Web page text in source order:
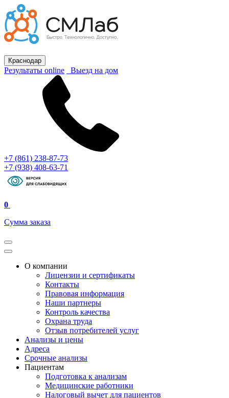
Краснодар
Результаты online Выезд на дом
+7 (861) 238-87-73
+7 (938) 408-63-71
0
Сумма заказа
О компании
Лицензии и сертификаты
Контакты
Правовая информация
Наши партнеры
Контроль качества
Охрана труда
Отзыв потребителей услуг
Анализы и цены
Адреса
Срочные анализы
Пациентам
Подготовка к анализам
Медицинские работники
Налоговый вычет для пациентов